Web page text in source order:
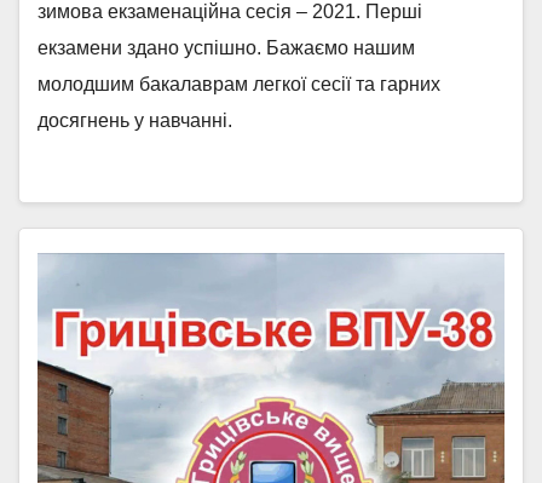
зимова екзаменаційна сесія – 2021. Перші
екзамени здано успішно. Бажаємо нашим
молодшим бакалаврам легкої сесії та гарних
досягнень у навчанні.